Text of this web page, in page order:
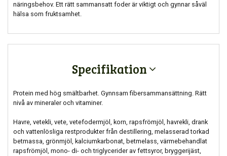
näringsbehov. Ett rätt sammansatt foder är viktigt och gynnar såväl
hälsa som fruktsamhet.
Specifikation
Protein med hög smältbarhet. Gynnsam fibersammansättning. Rätt
nivå av mineraler och vitaminer.
Havre, vetekli, vete, vetefodermjöl, korn, rapsfrömjöl, havrekli, drank
och vattenlösliga restprodukter från destillering, melasserad torkad
betmassa, grönmjöl, kalciumkarbonat, betmelass, värmebehandlat
rapsfrömjöl, mono- di- och triglycerider av fettsyror, bryggerijäst,